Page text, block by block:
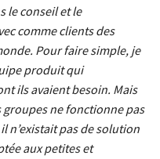
le conseil et le
comme clients des
Pour faire simple, je
produit qui
ils avaient besoin. Mais
ne fonctionne pas
n’existait pas de solution
aux petites et